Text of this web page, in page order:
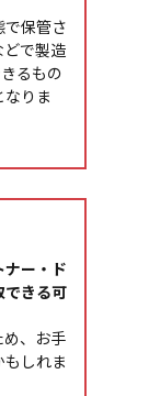
で保管さ
で製造
るもの
なりま
ナー・ド
できる可
、お手
しれま